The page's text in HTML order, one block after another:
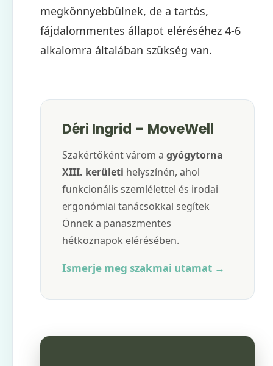
megkönnyebbülnek, de a tartós,
fájdalommentes állapot eléréséhez 4-6
alkalomra általában szükség van.
Déri Ingrid – MoveWell
Szakértőként várom a gyógytorna
XIII. kerületi helyszínén, ahol
funkcionális szemlélettel és irodai
ergonómiai tanácsokkal segítek
Önnek a panaszmentes
hétköznapok elérésében.
Ismerje meg szakmai utamat →